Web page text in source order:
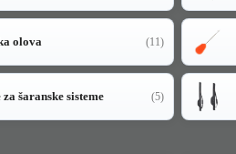
olova (11)
šaranske sisteme (5)